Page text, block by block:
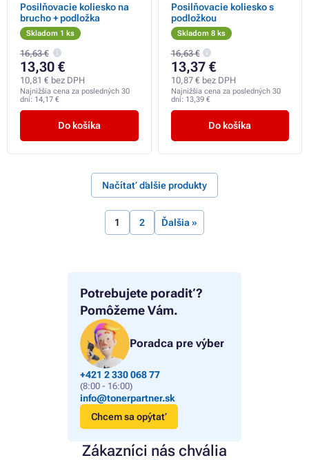
Potrebujete poradiť?
Pomôžeme Vám.
Poradca pre výber
+421 2 330 068 77
(8:00 - 16:00)
info@tonerpartner.sk
Chcem sa opýtať
Zákazníci nás chvália
Posilňovacie koliesko na
brucho + podložka
Skladom 1 ks
16,63 €
13,30 €
10,81 € bez DPH
Najnižšia cena za posledných 30
dní: 14,17 €
Do košíka
Posilňovacie koliesko s
podložkou
Skladom 8 ks
16,63 €
13,37 €
10,87 € bez DPH
Najnižšia cena za posledných 30
dní: 13,39 €
Do košíka
Načítať ďalšie produkty
1 2 Ďalšia »